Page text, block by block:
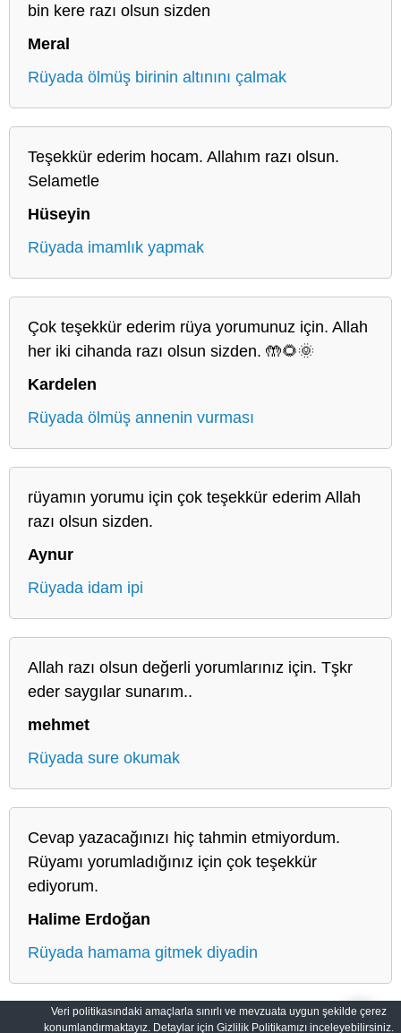
bin kere razı olsun sizden
Meral
Rüyada ölmüş birinin altınını çalmak
Teşekkür ederim hocam. Allahım razı olsun.
Selametle
Hüseyin
Rüyada imamlık yapmak
Çok teşekkür ederim rüya yorumunuz için. Allah
her iki cihanda razı olsun sizden. 🤲🌻🌞
Kardelen
Rüyada ölmüş annenin vurması
rüyamın yorumu için çok teşekkür ederim Allah
razı olsun sizden.
Aynur
Rüyada idam ipi
Allah razı olsun değerli yorumlarınız için. Tşkr
eder saygılar sunarım..
mehmet
Rüyada sure okumak
Cevap yazacağınızı hiç tahmin etmiyordum.
Rüyamı yorumladığınız için çok teşekkür
ediyorum.
Halime Erdoğan
Rüyada hamama gitmek diyadin
Salih Rüyalar: Rüyaların Derin Manası Gizlilik Politikası
Veri politikasındaki amaçlarla sınırlı ve mevzuata uygun şekilde çerez
konumlandırmaktayız. Detaylar için Gizlilik Politikamızı inceleyebilirsiniz.